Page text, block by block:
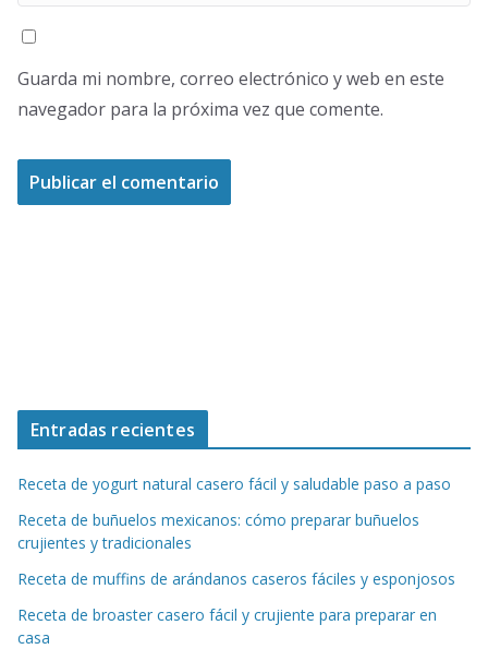
Guarda mi nombre, correo electrónico y web en este
navegador para la próxima vez que comente.
Entradas recientes
Receta de yogurt natural casero fácil y saludable paso a paso
Receta de buñuelos mexicanos: cómo preparar buñuelos
crujientes y tradicionales
Receta de muffins de arándanos caseros fáciles y esponjosos
Receta de broaster casero fácil y crujiente para preparar en
casa